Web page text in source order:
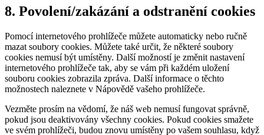
8. Povolení/zakázání a odstranění cookies
Pomocí internetového prohlížeče můžete automaticky nebo ručně
mazat soubory cookies. Můžete také určit, že některé soubory
cookies nemusí být umístěny. Další možností je změnit nastavení
internetového prohlížeče tak, aby se vám při každém uložení
souboru cookies zobrazila zpráva. Další informace o těchto
možnostech naleznete v Nápovědě vašeho prohlížeče.
Vezměte prosím na vědomí, že náš web nemusí fungovat správně,
pokud jsou deaktivovány všechny cookies. Pokud cookies smažete
ve svém prohlížeči, budou znovu umístěny po vašem souhlasu, když